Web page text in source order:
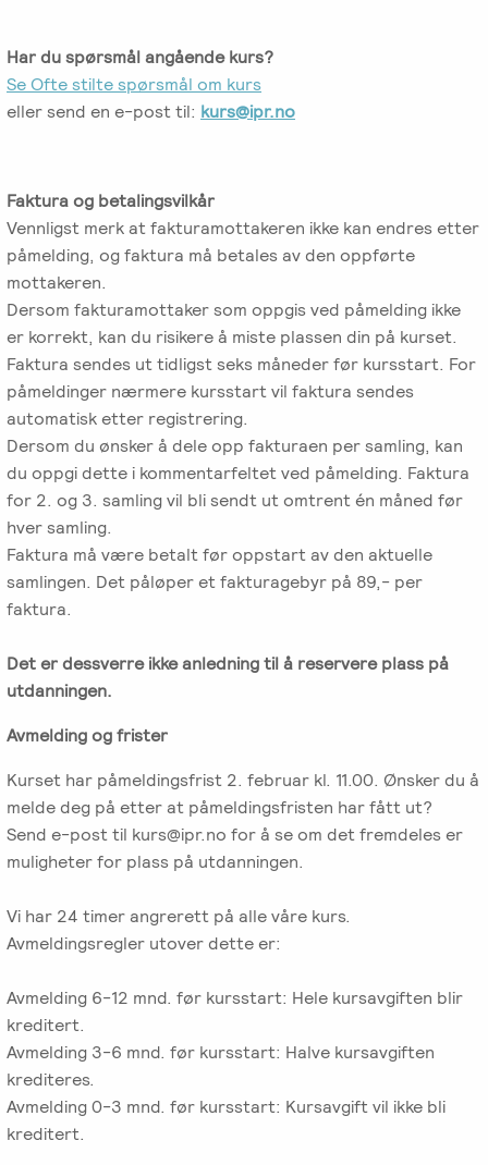
Har du spørsmål angående kurs?
Se Ofte stilte spørsmål om kurs
eller send en e-post til: kurs@ipr.no
Faktura og betalingsvilkår
Vennligst merk at fakturamottakeren ikke kan endres etter
påmelding, og faktura må betales av den oppførte
mottakeren.
Dersom fakturamottaker som oppgis ved påmelding ikke
er korrekt, kan du risikere å miste plassen din på kurset.
Faktura sendes ut tidligst seks måneder før kursstart. For
påmeldinger nærmere kursstart vil faktura sendes
automatisk etter registrering.
Dersom du ønsker å dele opp fakturaen per samling, kan
du oppgi dette i kommentarfeltet ved påmelding. Faktura
for 2. og 3. samling vil bli sendt ut omtrent én måned før
hver samling.
Faktura må være betalt før oppstart av den aktuelle
samlingen. Det påløper et fakturagebyr på 89,- per
faktura.
Det er dessverre ikke anledning til å reservere plass på
utdanningen.
Avmelding og frister
Kurset har påmeldingsfrist 2. februar kl. 11.00. Ønsker du å
melde deg på etter at påmeldingsfristen har fått ut?
Send e-post til kurs@ipr.no for å se om det fremdeles er
muligheter for plass på utdanningen.
Vi har 24 timer angrerett på alle våre kurs.
Avmeldingsregler utover dette er:
Avmelding 6-12 mnd. før kursstart: Hele kursavgiften blir
kreditert.
Avmelding 3-6 mnd. før kursstart: Halve kursavgiften
krediteres.
Avmelding 0-3 mnd. før kursstart: Kursavgift vil ikke bli
kreditert.